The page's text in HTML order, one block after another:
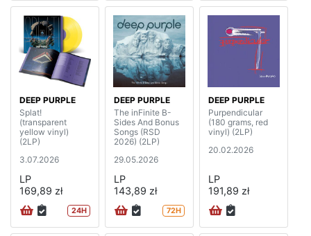
DEEP PURPLE
Splat!
(transparent
yellow vinyl)
(2LP)
3.07.2026
LP
169,89 zł
24H
DEEP PURPLE
The inFinite B-
Sides And Bonus
Songs (RSD
2026) (2LP)
29.05.2026
LP
143,89 zł
72H
DEEP PURPLE
Purpendicular
(180 grams, red
vinyl) (2LP)
20.02.2026
LP
191,89 zł